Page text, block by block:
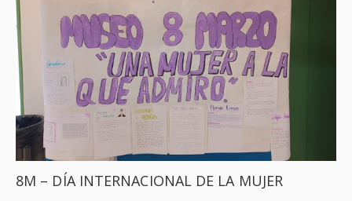
8M – DÍA INTERNACIONAL DE LA MUJER